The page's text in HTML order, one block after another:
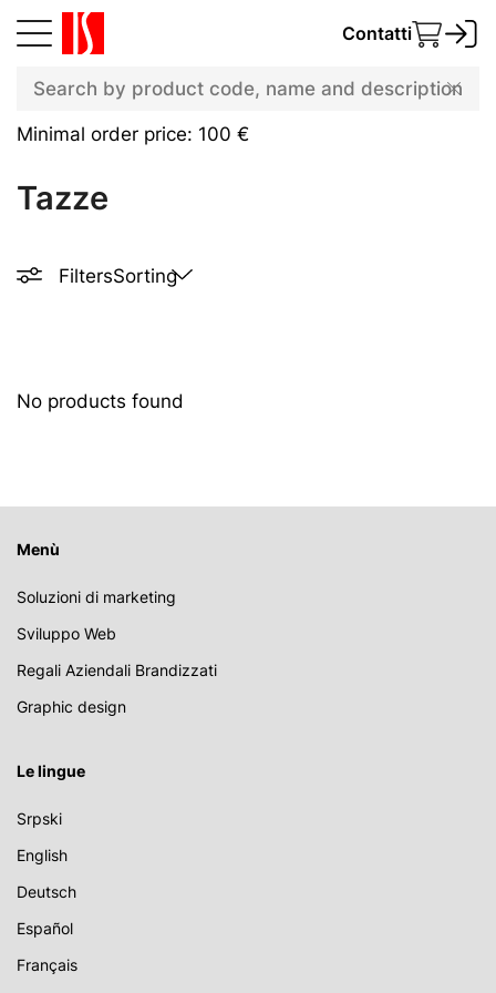
Contatti
Minimal order price: 100 €
Tazze
FiltersSorting
No products found
Menù
Soluzioni di marketing
Sviluppo Web
Regali Aziendali Brandizzati
Graphic design
Le lingue
Srpski
English
Deutsch
Español
Français